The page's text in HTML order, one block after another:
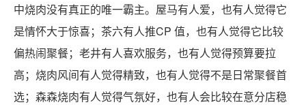
中烧肉没有真正的唯一霸主。屋马有人爱，也有人觉得它
是情怀大于惊喜；茶六有人推CP 值，也有人觉得它比较
偏热闹聚餐；老井有人喜欢服务，也有人觉得预算要拉
高；烧肉风间有人觉得精致，也有人觉得不是日常聚餐首
选；森森烧肉有人觉得气氛好，也有人会比较在意分店稳